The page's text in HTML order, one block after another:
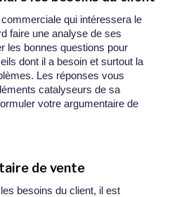
qui intéressera le
faire une analyse de ses
les bonnes questions pour
dont il a besoin et surtout la
Les réponses vous
catalyseurs de sa
votre argumentaire de
de vente
besoins du client, il est